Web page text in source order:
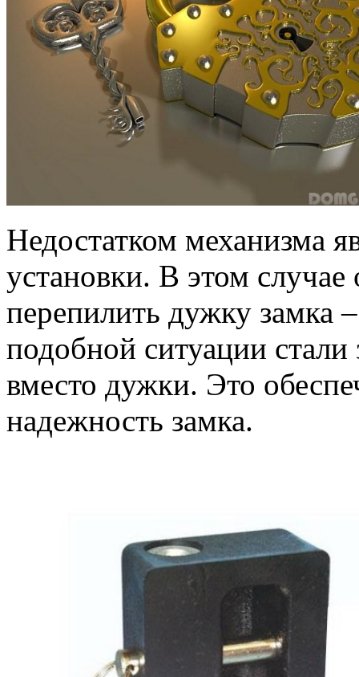
Недостатком механизма
установки. В этом
перепилить дужку замка
подобной ситуации
вместо дужки. Это
надежность замка.